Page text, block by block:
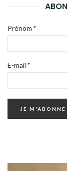
Prénom *
E-mail *